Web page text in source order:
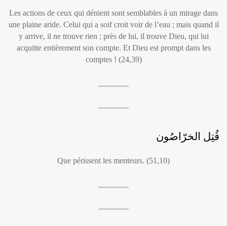
Les actions de ceux qui dénient sont semblables à un mirage dans
une plaine aride. Celui qui a soif croit voir de l’eau ; mais quand il
y arrive, il ne trouve rien ; près de lui, il trouve Dieu, qui lui
acquitte entièrement son compte. Et Dieu est prompt dans les
comptes ! (24,39)
قُتِل الخرّاصُون
Que périssent les menteurs. (51,10)